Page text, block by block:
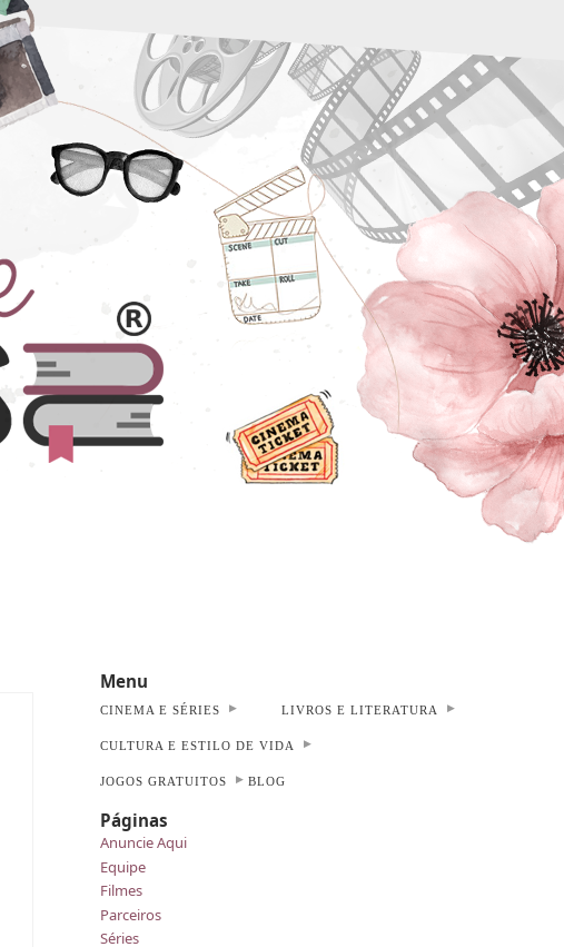
Menu
CINEMA E SÉRIES LIVROS E LITERATURA
CULTURA E ESTILO DE VIDA
JOGOS GRATUITOS BLOG
Páginas
Anuncie Aqui
Equipe
Filmes
Parceiros
Séries